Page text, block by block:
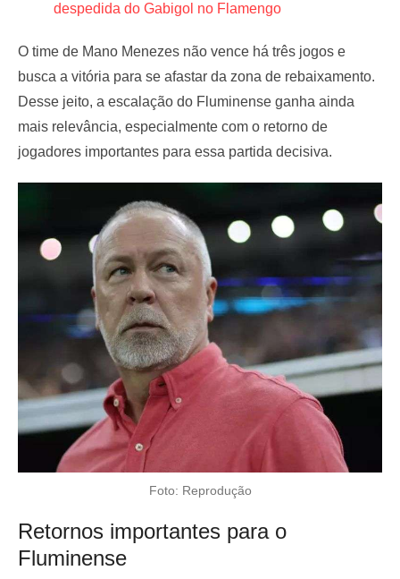
despedida do Gabigol no Flamengo
O time de Mano Menezes não vence há três jogos e
busca a vitória para se afastar da zona de rebaixamento.
Desse jeito, a escalação do Fluminense ganha ainda
mais relevância, especialmente com o retorno de
jogadores importantes para essa partida decisiva.
Foto: Reprodução
Retornos importantes para o
Fluminense